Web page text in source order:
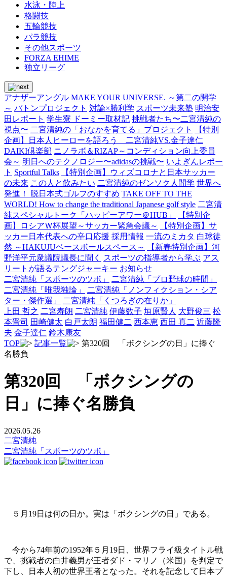
水泳・陸上
格闘技
五輪競技
パラ競技
その他スポーツ
FORZA EHIME
独立リーグ
アナザーアングル MAKE YOUR UNIVERSE. ～第二の開学
～ バトンプロジェクト 対論×勝利学 スポーツ未来塾 明治安
田レポート 学生寮 ドーミー取材記 挑戦者たち〜二宮清純の
視点〜 二宮清純の「おなかを育てる」プロジェクト
【特別
企画】日本人ヒーローを語ろう 二宮清純VS.金子達仁
DAIKI倶楽部 ニノラボ＆RIZAP～コンディション向上委員
会～ 明日へのテクノロジー〜adidasの挑戦〜 いよぎんレポー
ト Sportful Talks
【特別企画】ウィズコロナと日本サッカー
の未来 この人と飲みたい 二宮清純のゼンソク人間学 世界へ
発進！ 脱日本式ゴルフのすすめ TAKE OFF TO THE
WORLD! How to change the traditional Japanese golf style 二宮清
純スペシャルトーク「ハッピーアワー＠HUB」
【特別企
画】ロシアＷ杯展望～サッカー緊急会議～
【特別企画】サ
ッカー日本代表への辛口応援 採用情報 一流のミカタ 白球徒
然 ～HAKUJUベースボールスペース～
【新春特別企画】河
野洋平元衆議院議長に聞く
スポーツの指導者から学ぶ アス
リートが語るテングジャーキー お知らせ
二宮清純「スポーツのツボ」
二宮清純「プロ野球の時間」
二宮清純「唯我独論」
二宮清純「ノンフィクション・シア
ター・傑作選」
二宮清純「くつろぎの在りか」
上田 哲之 二宮寿朗 二宮清純 伊藤数子 垣原賢人 大野俊三 松
本晋司 田崎健太 白戸太朗 福田健二 西本恵 西田 真二 近藤隆
夫 金子達仁 鈴木康友
TOP
記事一覧
第320回 「ボクシングの日」に捧ぐ
名勝負
第320回 「ボクシングの
日」に捧ぐ名勝負
2026.05.26
二宮清純
二宮清純「スポーツのツボ」
５月19日は何の日か。実は「ボクシングの日」である。
今から74年前の1952年５月19日、世界フライ級タイトル戦
で、挑戦者の白井義男が王者ダド・マリノ（米国）を判定で
下し、日本人初の世界王者となった。それを記念して日本プ